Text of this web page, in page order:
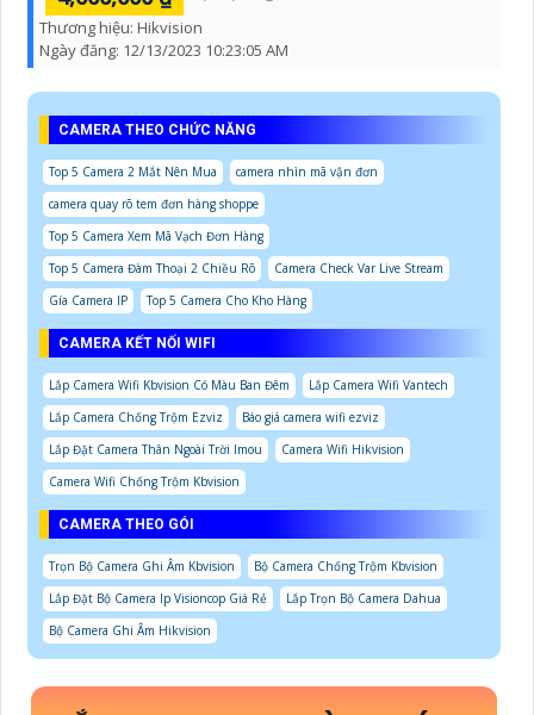
Thương hiệu: Hikvision
Ngày đăng: 12/13/2023 10:23:05 AM
CAMERA THEO CHỨC NĂNG
Top 5 Camera 2 Mắt Nên Mua
camera nhìn mã vận đơn
camera quay rõ tem đơn hàng shoppe
Top 5 Camera Xem Mã Vạch Đơn Hàng
Top 5 Camera Đàm Thoại 2 Chiều Rõ
Camera Check Var Live Stream
Gía Camera IP
Top 5 Camera Cho Kho Hàng
CAMERA KẾT NỐI WIFI
Lắp Camera Wifi Kbvision Có Màu Ban Đêm
Lắp Camera Wifi Vantech
Lắp Camera Chống Trộm Ezviz
Báo giá camera wifi ezviz
Lắp Đặt Camera Thân Ngoài Trời Imou
Camera Wifi Hikvision
Camera Wifi Chống Trộm Kbvision
CAMERA THEO GÓI
Trọn Bộ Camera Ghi Âm Kbvision
Bộ Camera Chống Trộm Kbvision
Lắp Đặt Bộ Camera Ip Visioncop Giá Rẻ
Lắp Trọn Bộ Camera Dahua
Bộ Camera Ghi Âm Hikvision